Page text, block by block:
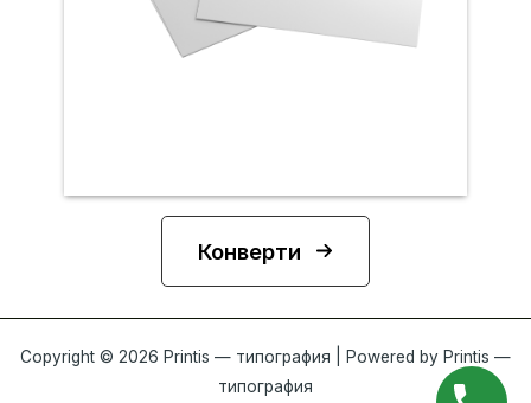
Конверти
Copyright © 2026 Printis — типография | Powered by Printis —
типография